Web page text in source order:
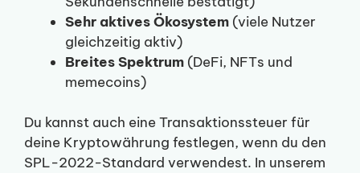
Sehr aktives Ökosystem (viele Nutzer
gleichzeitig aktiv)
Breites Spektrum (DeFi, NFTs und
memecoins)
Du kannst auch eine Transaktionssteuer für
deine Kryptowährung festlegen, wenn du den
SPL-2022-Standard verwendest. In unserem